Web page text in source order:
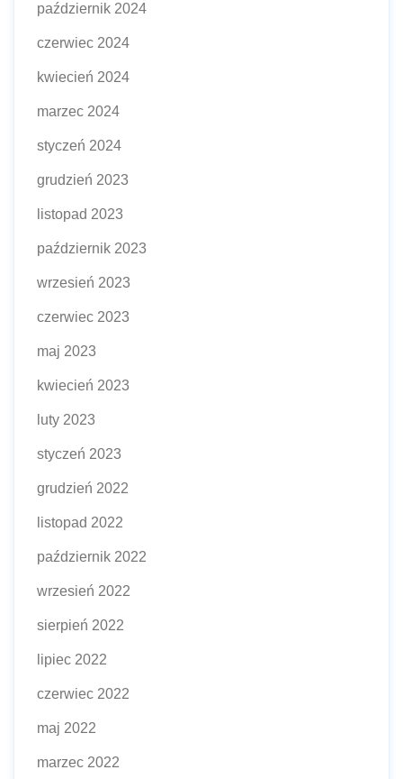
październik 2024
czerwiec 2024
kwiecień 2024
marzec 2024
styczeń 2024
grudzień 2023
listopad 2023
październik 2023
wrzesień 2023
czerwiec 2023
maj 2023
kwiecień 2023
luty 2023
styczeń 2023
grudzień 2022
listopad 2022
październik 2022
wrzesień 2022
sierpień 2022
lipiec 2022
czerwiec 2022
maj 2022
marzec 2022